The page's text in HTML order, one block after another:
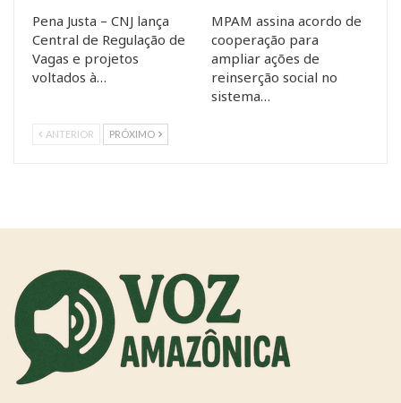
Pena Justa – CNJ lança
Central de Regulação de
Vagas e projetos
voltados à…
MPAM assina acordo de
cooperação para
ampliar ações de
reinserção social no
sistema…
ANTERIOR PRÓXIMO